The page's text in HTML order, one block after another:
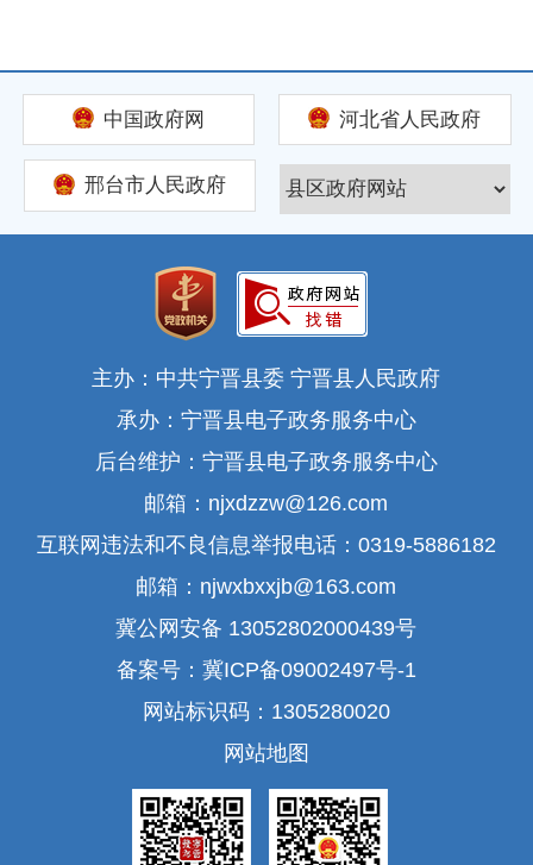
中国政府网 河北省人民政府
邢台市人民政府
主办：中共宁晋县委 宁晋县人民政府
承办：宁晋县电子政务服务中心
后台维护：宁晋县电子政务服务中心
邮箱：njxdzzw@126.com
互联网违法和不良信息举报电话：0319-5886182
邮箱：njwxbxxjb@163.com
冀公网安备 13052802000439号
备案号：冀ICP备09002497号-1
网站标识码：1305280020
网站地图